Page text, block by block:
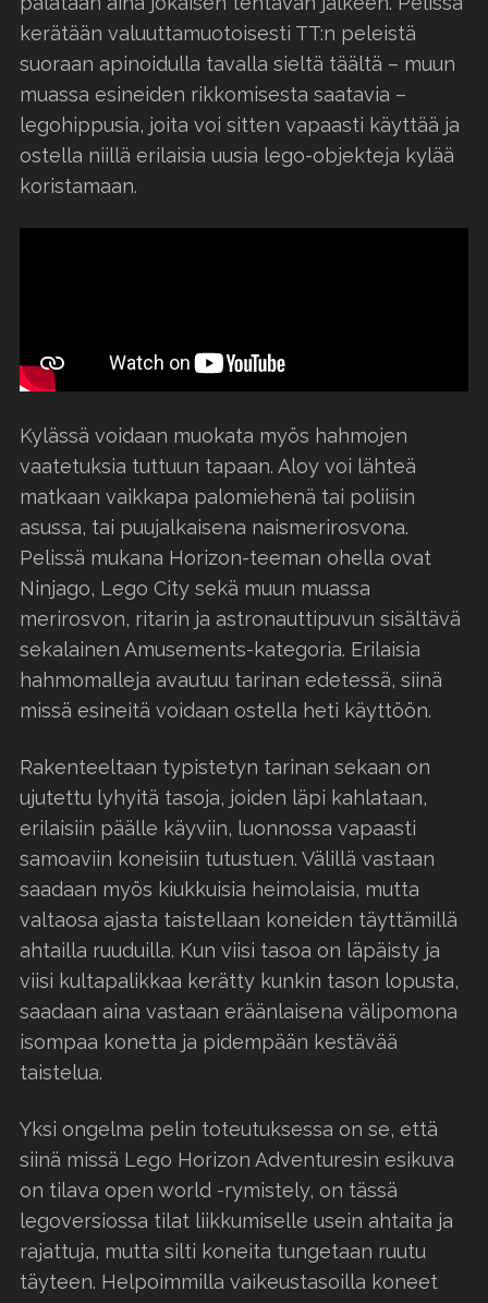
kerätään valuuttamuotoisesti TT:n peleistä
suoraan apinoidulla tavalla sieltä täältä – muun
muassa esineiden rikkomisesta saatavia –
legohippusia, joita voi sitten vapaasti käyttää ja
ostella niillä erilaisia uusia lego-objekteja kylää
koristamaan.
Kylässä voidaan muokata myös hahmojen
vaatetuksia tuttuun tapaan. Aloy voi lähteä
matkaan vaikkapa palomiehenä tai poliisin
asussa, tai puujalkaisena naismerirosvona.
Pelissä mukana Horizon-teeman ohella ovat
Ninjago, Lego City sekä muun muassa
merirosvon, ritarin ja astronauttipuvun sisältävä
sekalainen Amusements-kategoria. Erilaisia
hahmomalleja avautuu tarinan edetessä, siinä
missä esineitä voidaan ostella heti käyttöön.
Rakenteeltaan typistetyn tarinan sekaan on
ujutettu lyhyitä tasoja, joiden läpi kahlataan,
erilaisiin päälle käyviin, luonnossa vapaasti
samoaviin koneisiin tutustuen. Välillä vastaan
saadaan myös kiukkuisia heimolaisia, mutta
valtaosa ajasta taistellaan koneiden täyttämillä
ahtailla ruuduilla. Kun viisi tasoa on läpäisty ja
viisi kultapalikkaa kerätty kunkin tason lopusta,
saadaan aina vastaan eräänlaisena välipomona
isompaa konetta ja pidempään kestävää
taistelua.
Yksi ongelma pelin toteutuksessa on se, että
siinä missä Lego Horizon Adventuresin esikuva
on tilava open world -rymistely, on tässä
legoversiossa tilat liikkumiselle usein ahtaita ja
rajattuja, mutta silti koneita tungetaan ruutu
täyteen. Helpoimmilla vaikeustasoilla koneet